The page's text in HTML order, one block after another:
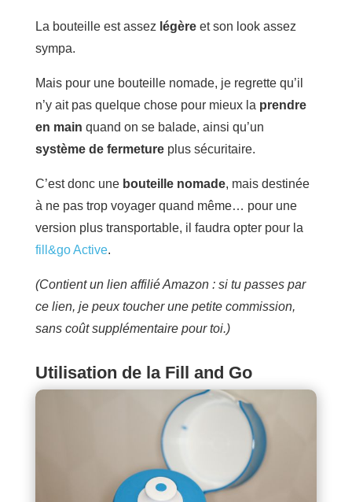
La bouteille est assez légère et son look assez
sympa.
Mais pour une bouteille nomade, je regrette qu’il
n’y ait pas quelque chose pour mieux la prendre
en main quand on se balade, ainsi qu’un
système de fermetureplus sécuritaire.
C’est donc une bouteille nomade, mais destinée
à ne pas trop voyager quand même… pour une
version plus transportable, il faudra opter pour la
fill&go Active.
(Contient un lien affilié Amazon : si tu passes par
ce lien, je peux toucher une petite commission,
sans coût supplémentaire pour toi.)
Utilisation de la Fill and Go